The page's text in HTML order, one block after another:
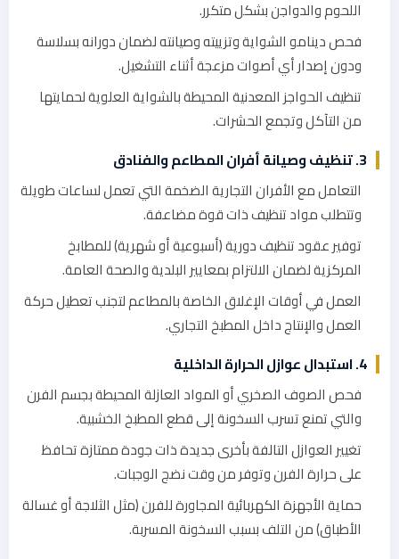
اللحوم والدواجن بشكل متكرر.
فحص دينامو الشواية وتزييته وصيانته لضمان دورانه بسلاسة
ودون إصدار أي أصوات مزعجة أثناء التشغيل.
تنظيف الحواجز المعدنية المحيطة بالشواية العلوية لحمايتها
من التآكل وتجمع الحشرات.
3. تنظيف وصيانة أفران المطاعم والفنادق
التعامل مع الأفران التجارية الضخمة التي تعمل لساعات طويلة
وتتطلب مواد تنظيف ذات قوة مضاعفة.
توفير عقود تنظيف دورية (أسبوعية أو شهرية) للمطابخ
المركزية لضمان الالتزام بمعايير البلدية والصحة العامة.
العمل في أوقات الإغلاق الخاصة بالمطاعم لتجنب تعطيل حركة
العمل والإنتاج داخل المطبخ التجاري.
4. استبدال عوازل الحرارة الداخلية
فحص الصوف الصخري أو المواد العازلة المحيطة بجسم الفرن
والتي تمنع تسرب السخونة إلى قطع المطبخ الخشبية.
تغيير العوازل التالفة بأخرى جديدة ذات جودة ممتازة تحافظ
على حرارة الفرن وتوفر من وقت نضج الوجبات.
حماية الأجهزة الكهربائية المجاورة للفرن (مثل الثلاجة أو غسالة
الأطباق) من التلف بسبب السخونة المسربة.